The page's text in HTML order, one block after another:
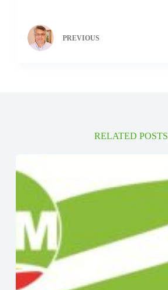
PREVIOUS
RELATED POSTS